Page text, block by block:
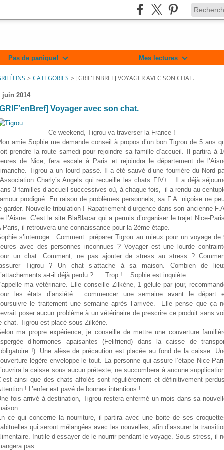
Pas de panique! Mes lectures
717364701625477
> CATEGORIES > [GRIF'ENBREF] VOYAGER AVEC SON CHAT.
juin 2014
Voyager avec son chat.
Ce weekend, Tigrou va traverser la France !
amie Sophie me demande conseil à propos d’un bon Tigrou de 5 ans
prendre la route samedi pour rejoindre sa famille d’accueil. Il partira à
de Nice, fera escale à Paris et rejoindra le département de
Tigrou a un lourd passé. Il a été sauvé d’une fourrière du Nord
Charly’s Angels qui recueille les chats FIV+. Il a déjà
3 familles d’accueil successives où, à chaque fois, il a rendu au
prodigué. En raison de problèmes personnels, sa F.A. niçoise ne
garder. Nouvelle tribulation ! Rapatriement d’urgence dans son ancienne
l’Aisne. C’est le site BlaBlacar qui a permis d’organiser le trajet Nice-
Paris, il retrouvera une connaissance pour la 2ème étape.
s’interroge : Comment préparer Tigrou au mieux pour un voyage de
avec des personnes inconnues ? Voyager est une lourde
un chat. Comment, ne pas ajouter de stress au stress ?
Tigrou ? Un chat s’attache à sa maison. Combien de
a-t-il déjà perdu ?..... Trop !... Sophie est inquiète.
ma vétérinaire. Elle conseille Zilkène, 1 gélule par jour,
les états d’anxiété : commencer une semaine avant le départ
le traitement une semaine après l’arrivée. Elle pense que ça
poser aucun problème à un vétérinaire de prescrire ce produit sans
chat. Tigrou est placé sous Zilkène.
ma propre expérience, je conseille de mettre une couverture
d’hormones apaisantes (Felifriend) dans la caisse de
!). Une alèse de précaution est placée au fond de la caisse.
légère enveloppe le tout. La personne qui assure l’étape Nice-
la caisse sous aucun prétexte, ne succombera à aucune
ainsi que des chats affolés sont régulièrement et définitivement
! L’enfer est pavé de bonnes intentions !...
fois arrivé à destination, Tigrou restera enfermé un mois dans sa
ce qui concerne la nourriture, il partira avec une boite de ses
qui seront mélangées avec les nouvelles, afin d’assurer la
Inutile d’essayer de le nourrir pendant le voyage. Sous stress, il
pas.